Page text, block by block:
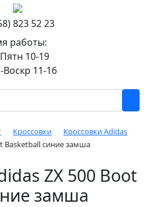
823 52 23
работы:
10-19
Воскр 11-16
Кроссовки
Кроссовки Adidas
Basketball синие замша
ZX 500 Boot
замша